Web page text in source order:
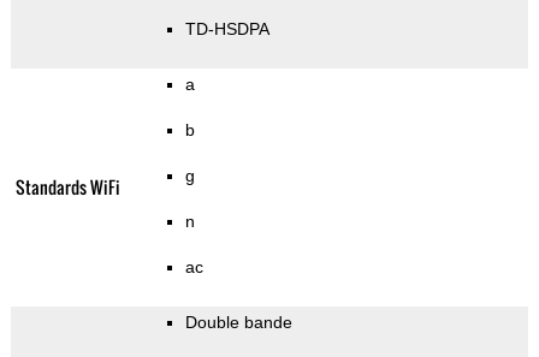
TD-HSDPA
Standards WiFi
a
b
g
n
ac
Double bande